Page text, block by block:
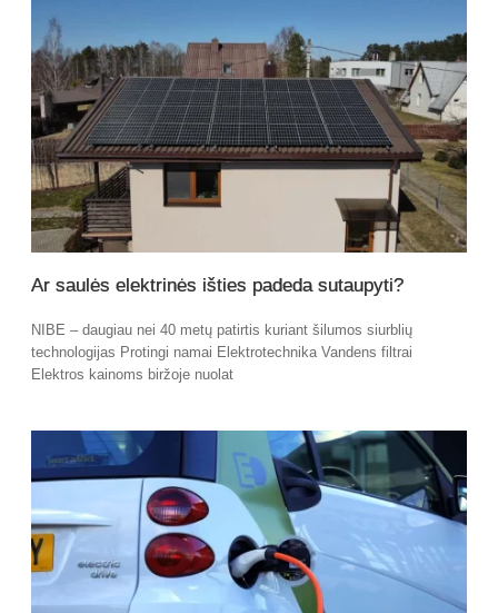
Ar saulės elektrinės išties padeda sutaupyti?
NIBE – daugiau nei 40 metų patirtis kuriant šilumos siurblių
technologijas Protingi namai Elektrotechnika Vandens filtrai
Elektros kainoms biržoje nuolat